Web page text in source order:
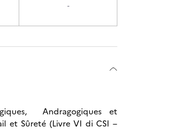
-
Andragogiques et
et Sûreté (Livre VI di CSI –